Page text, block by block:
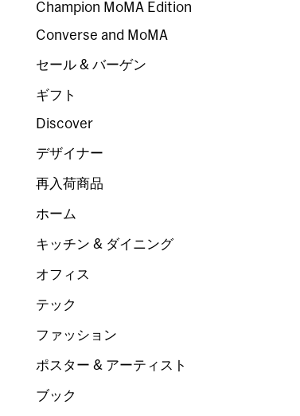
Champion MoMA Edition
Converse and MoMA
セール & バーゲン
ギフト
Discover
デザイナー
再入荷商品
ホーム
キッチン & ダイニング
オフィス
テック
ファッション
ポスター & アーティスト
ブック